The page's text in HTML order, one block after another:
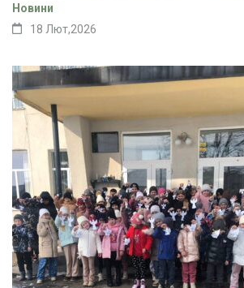
Новини
18 Лют,2026